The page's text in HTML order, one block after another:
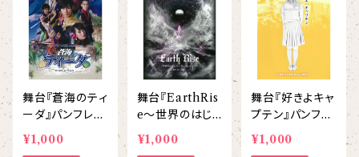
舞台『蒼海のティ
ーダ』パンフレッ
ト
¥1,000
舞台『EarthRis
e〜世界のはじ
まりに君に逢い
にいく〜』パンフ
¥1,000
舞台『好きよキャ
プテン』パンフレ
ット
¥1,000